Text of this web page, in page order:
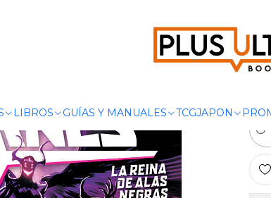
LIBROS GUÍAS Y MANUALES TCGJAPON
|